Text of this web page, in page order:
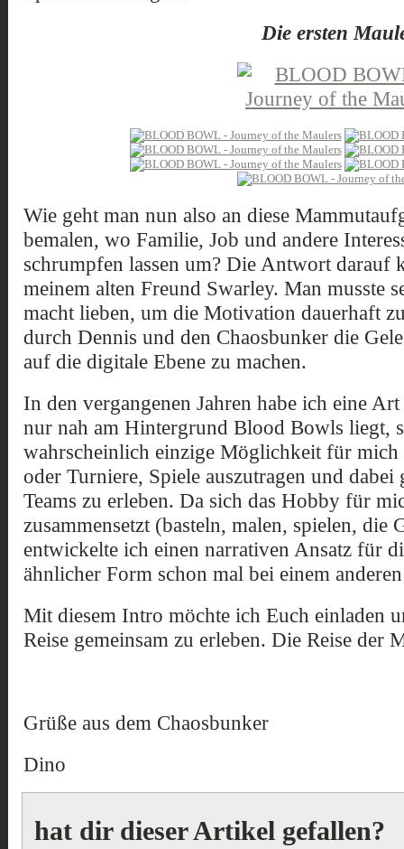
Die ersten
Wie geht man nun also an diese
bemalen, wo Familie, Job und andere
schrumpfen lassen um? Die Antwort darauf
meinem alten Freund Swarley. Man musste
macht lieben, um die Motivation dauerhaft
durch Dennis und den Chaosbunker die
auf die digitale Ebene zu machen.
In den vergangenen Jahren habe ich eine
nur nah am Hintergrund Blood Bowls liegt,
wahrscheinlich einzige Möglichkeit für
oder Turniere, Spiele auszutragen und
Teams zu erleben. Da sich das Hobby für
zusammensetzt (basteln, malen, spielen, die
entwickelte ich einen narrativen Ansatz für
ähnlicher Form schon mal bei einem
Mit diesem Intro möchte ich Euch einladen
Reise gemeinsam zu erleben. Die Reise der
Grüße aus dem Chaosbunker
Dino
hat dir dieser Artikel gefallen?